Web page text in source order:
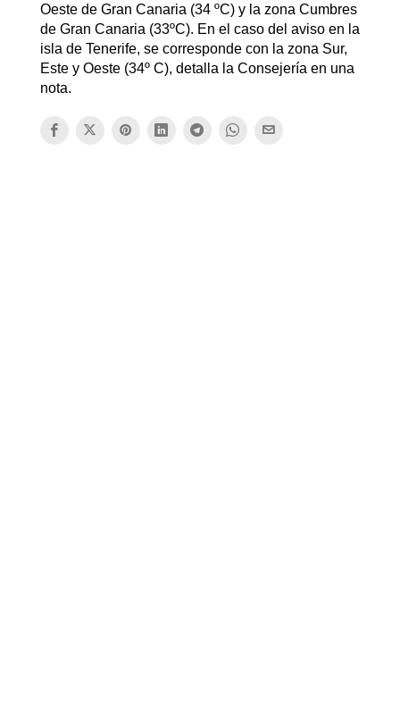
Oeste de Gran Canaria (34 ºC) y la zona Cumbres
de Gran Canaria (33ºC). En el caso del aviso en la
isla de Tenerife, se corresponde con la zona Sur,
Este y Oeste (34º C), detalla la Consejería en una
nota.